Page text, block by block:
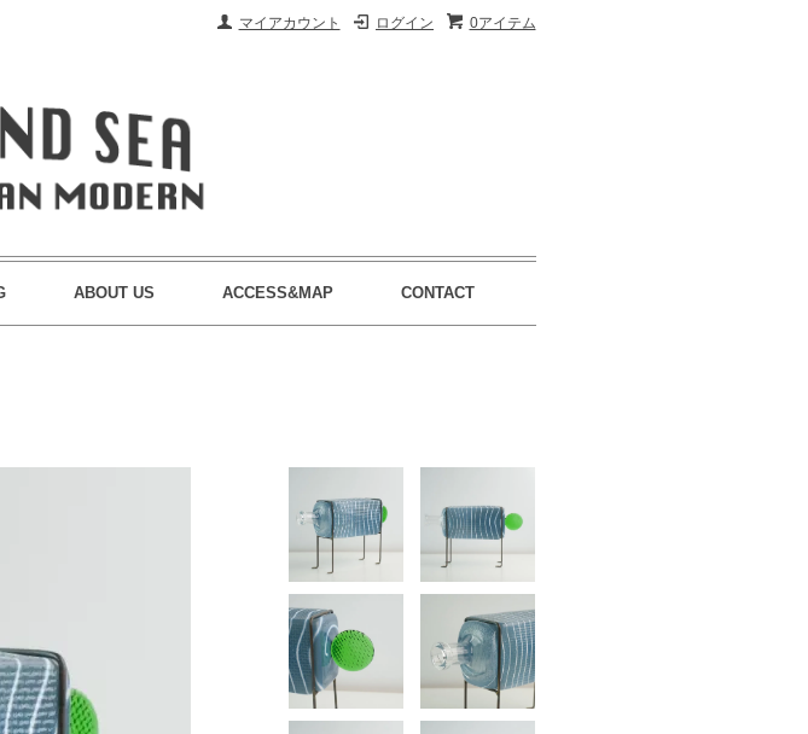
0アイテム
ログイン
マイアカウント
ABOUT US ACCESS&MAP CONTACT